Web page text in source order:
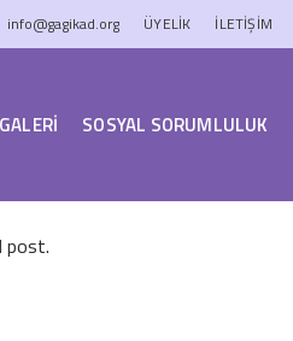
info@gagikad.org ÜYELIK İLETİŞİM
GALERİ SOSYAL SORUMLULUK
post.